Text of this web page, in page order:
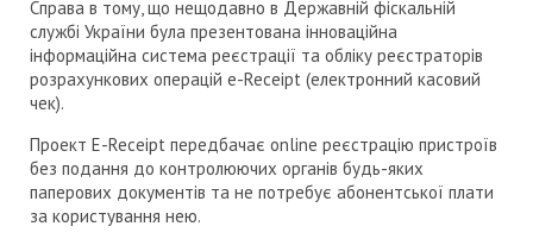
Справа в тому, що нещодавно в Державній фіскальній
службі України була презентована інноваційна
інформаційна система реєстрації та обліку реєстраторів
розрахункових операцій e-Receipt (електронний касовий
чек).
Проект Е-Receipt передбачає оnline реєстрацію пристроїв
без подання до контролюючих органів будь-яких
паперових документів та не потребує абонентської плати
за користування нею.